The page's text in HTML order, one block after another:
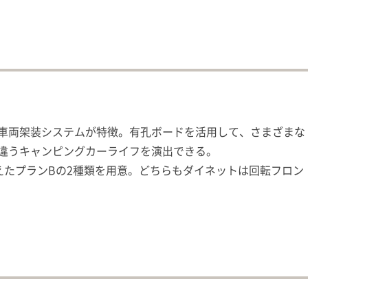
架装システムが特徴。有孔ボードを活用して、さまざまな
キャンピングカーライフを演出できる。
プランBの2種類を用意。どちらもダイネットは回転フロン